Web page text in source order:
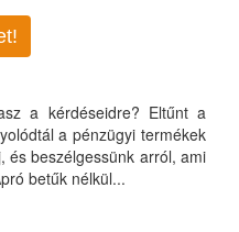
a kérdéseidre? Eltűnt a
a pénzügyi termékek
és beszélgessünk arról, ami
betűk nélkül...